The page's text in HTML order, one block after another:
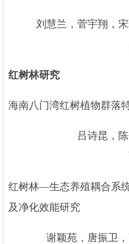
刘慧兰，菅宇翔，
红树林研究
海南八门湾红树植物群落
吕诗昆，
红树林—生态养殖耦合系
及净化效能研究
谢颖苑，唐振卫